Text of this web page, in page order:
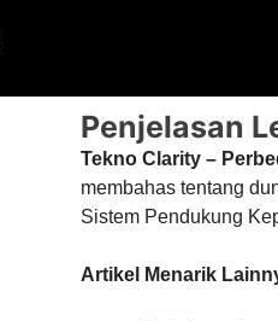
Penjelasan
Tekno Clarity –
membahas tentang
Sistem Pendukung
Artikel Menarik